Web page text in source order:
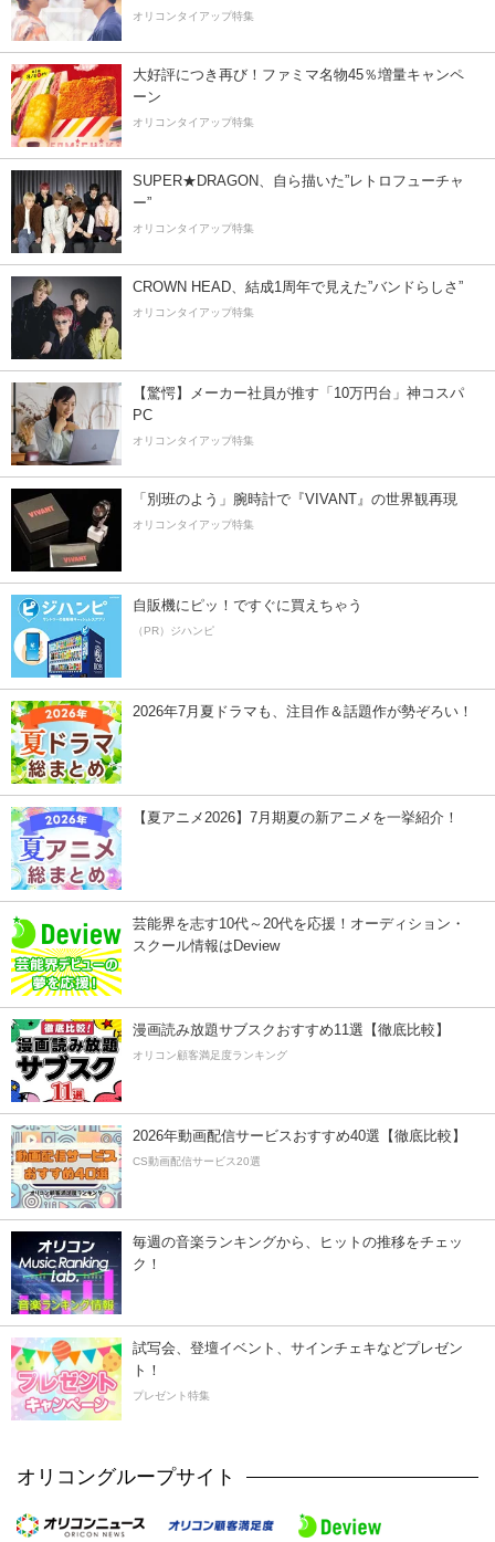
オリコンタイアップ特集
大好評につき再び！ファミマ名物45％増量キャンペ
ーン
オリコンタイアップ特集
SUPER★DRAGON、自ら描いた”レトロフューチャ
ー”
オリコンタイアップ特集
CROWN HEAD、結成1周年で見えた”バンドらしさ”
オリコンタイアップ特集
【驚愕】メーカー社員が推す「10万円台」神コスパ
PC
オリコンタイアップ特集
「別班のよう」腕時計で『VIVANT』の世界観再現
オリコンタイアップ特集
自販機にピッ！ですぐに買えちゃう
（PR）ジハンピ
2026年7月夏ドラマも、注目作＆話題作が勢ぞろい！
【夏アニメ2026】7月期夏の新アニメを一挙紹介！
芸能界を志す10代～20代を応援！オーディション・
スクール情報はDeview
漫画読み放題サブスクおすすめ11選【徹底比較】
オリコン顧客満足度ランキング
2026年動画配信サービスおすすめ40選【徹底比較】
CS動画配信サービス20選
毎週の音楽ランキングから、ヒットの推移をチェッ
ク！
試写会、登壇イベント、サインチェキなどプレゼン
ト！
プレゼント特集
オリコングループサイト